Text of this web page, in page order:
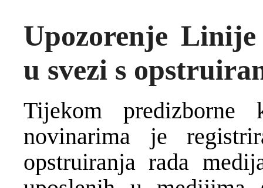
Upozorenje
u svezi s
Tijekom predizborne
novinarima je
opstruiranja rada